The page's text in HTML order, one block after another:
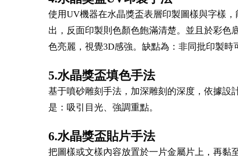
使用UV機器在水晶獎盃表層印製圖樣與字樣
出，反面印製則色顏色飽滿清楚。並且於彩色
色亮麗，視覺3D感強。缺點為：非同批印製時
5.水晶獎盃填色手法
基于噴砂雕刻手法，加深雕刻的深度，依據設
是：吸引目光、強調重點。
6.水晶獎盃貼片手法
把圖樣或文樣內容放置於一片金屬片上，再黏